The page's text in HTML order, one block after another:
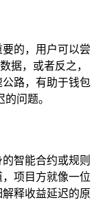
的，用户可以尝
据，或者反之，
路，有助于钱包
问题。
智能合约或规则
项目方就像一位
释收益延迟的原